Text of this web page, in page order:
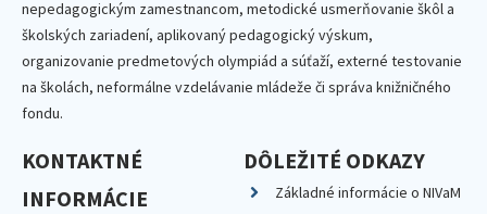
nepedagogickým zamestnancom, metodické usmerňovanie škôl a
školských zariadení, aplikovaný pedagogický výskum,
organizovanie predmetových olympiád a súťaží, externé testovanie
na školách, neformálne vzdelávanie mládeže či správa knižničného
fondu.
KONTAKTNÉ
INFORMÁCIE
DÔLEŽITÉ ODKAZY
Základné informácie o NIVaM